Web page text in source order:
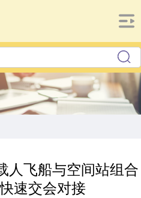
人飞船与空间站组合
速交会对接